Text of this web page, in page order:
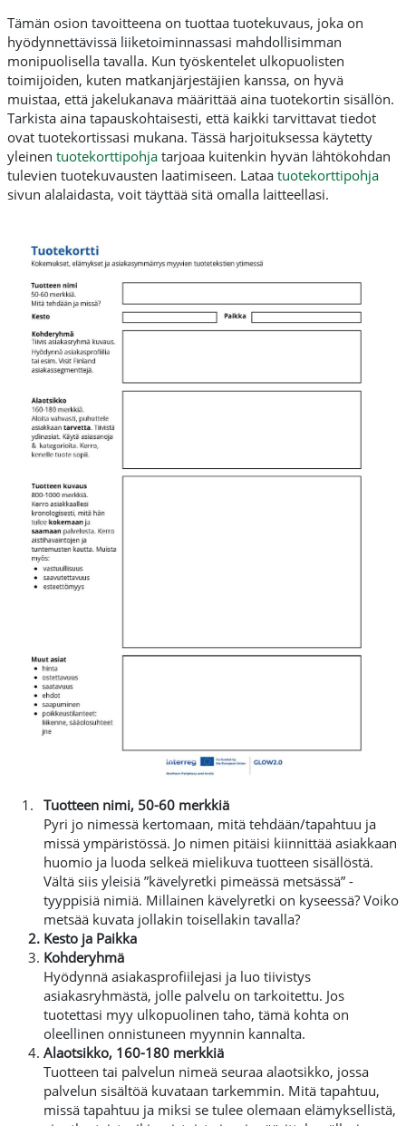
Tämän osion tavoitteena on tuottaa tuotekuvaus, joka on
hyödynnettävissä liiketoiminnassasi mahdollisimman
monipuolisella tavalla. Kun työskentelet ulkopuolisten
toimijoiden, kuten matkanjärjestäjien kanssa, on hyvä
muistaa, että jakelukanava määrittää aina tuotekortin sisällön.
Tarkista aina tapauskohtaisesti, että kaikki tarvittavat tiedot
ovat tuotekortissasi mukana. Tässä harjoituksessa käytetty
yleinen tuotekorttipohja tarjoaa kuitenkin hyvän lähtökohdan
tulevien tuotekuvausten laatimiseen. Lataa tuotekorttipohja
sivun alalaidasta, voit täyttää sitä omalla laitteellasi.
Tuotteen nimi, 50-60 merkkiä
Pyri jo nimessä kertomaan, mitä tehdään/tapahtuu ja
missä ympäristössä. Jo nimen pitäisi kiinnittää asiakkaan
huomio ja luoda selkeä mielikuva tuotteen sisällöstä.
Vältä siis yleisiä ”kävelyretki pimeässä metsässä” -
tyyppisiä nimiä. Millainen kävelyretki on kyseessä? Voiko
metsää kuvata jollakin toisellakin tavalla?
Kesto ja Paikka
Kohderyhmä
Hyödynnä asiakasprofiilejasi ja luo tiivistys
asiakasryhmästä, jolle palvelu on tarkoitettu. Jos
tuotettasi myy ulkopuolinen taho, tämä kohta on
oleellinen onnistuneen myynnin kannalta.
Alaotsikko, 160-180 merkkiä
Tuotteen tai palvelun nimeä seuraa alaotsikko, jossa
palvelun sisältöä kuvataan tarkemmin. Mitä tapahtuu,
missä tapahtuu ja miksi se tulee olemaan elämyksellistä,